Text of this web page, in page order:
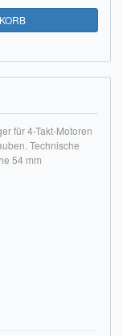
für 4-Takt-Motoren
Technische
54 mm